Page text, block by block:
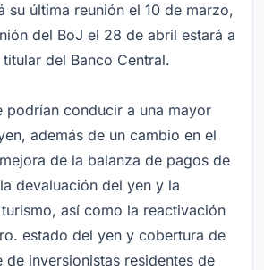
su última reunión el 10 de marzo,
del BoJ el 28 de abril estará a
del Banco Central.
podrían conducir a una mayor
además de un cambio en el
de la balanza de pagos de
devaluación del yen y la
así como la reactivación
estado del yen y cobertura de
inversionistas residentes de